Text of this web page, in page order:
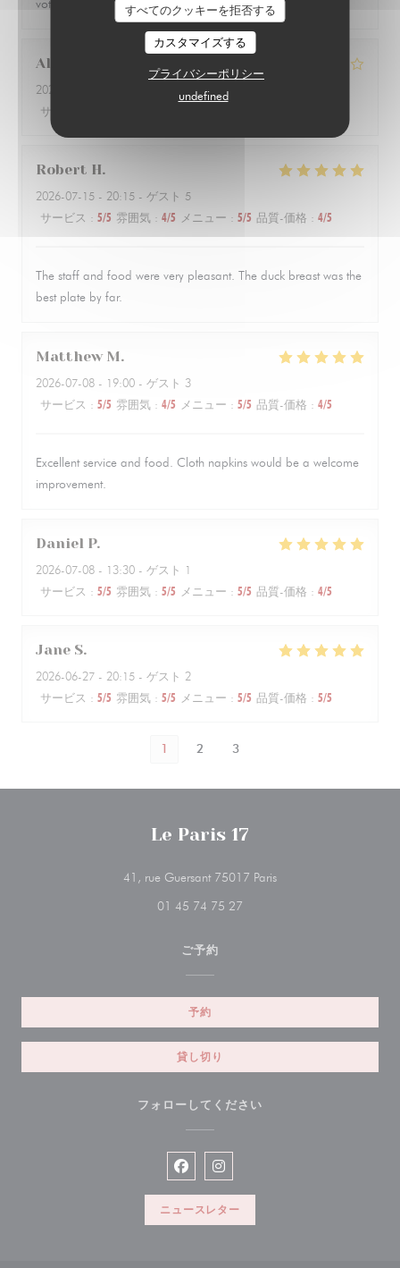
すべてのクッキーを拒否する
カスタマイズする
プライバシーポリシー
undefined
votre disposition
Alix
2026-07-10
サービス
Robert H
2026-07-15 - 20:15 - ゲスト 5
サービス : 5/5 雰囲気 : 4/5 メニュー : 5/5 品質-価格 : 4/5
The staff and food were very pleasant. The duck breast was the
best plate by far.
Matthew M
2026-07-08 - 19:00 - ゲスト 3
サービス : 5/5 雰囲気 : 4/5 メニュー : 5/5 品質-価格 : 4/5
Excellent service and food. Cloth napkins would be a welcome
improvement.
Daniel P
2026-07-08 - 13:30 - ゲスト 1
サービス : 5/5 雰囲気 : 5/5 メニュー : 5/5 品質-価格 : 4/5
Jane S
2026-06-27 - 20:15 - ゲスト 2
サービス : 5/5 雰囲気 : 5/5 メニュー : 5/5 品質-価格 : 5/5
1 2 3
Le Paris 17
41, rue Guersant 75017 Paris((新しいウィンドウで
01 45 74 75 27
ご予約
予約
貸し切り
フォローしてください
Facebook ((新しいウィンドウで開
Instagram ((新しいウィンド
ニュースレター